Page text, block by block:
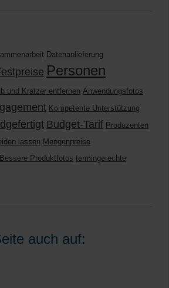
Datenanlieferung
Personen
und Kratzer entfernen Anwendungsfotos
Kompetente Unterstützung
Budget-Tarif Produzenten
lassen Mengenpreise
Bessere Produktfotos termingerechte
auch auf: